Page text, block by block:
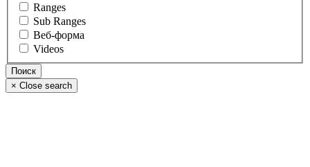
Ranges
Sub Ranges
Веб-форма
Videos
× Close search